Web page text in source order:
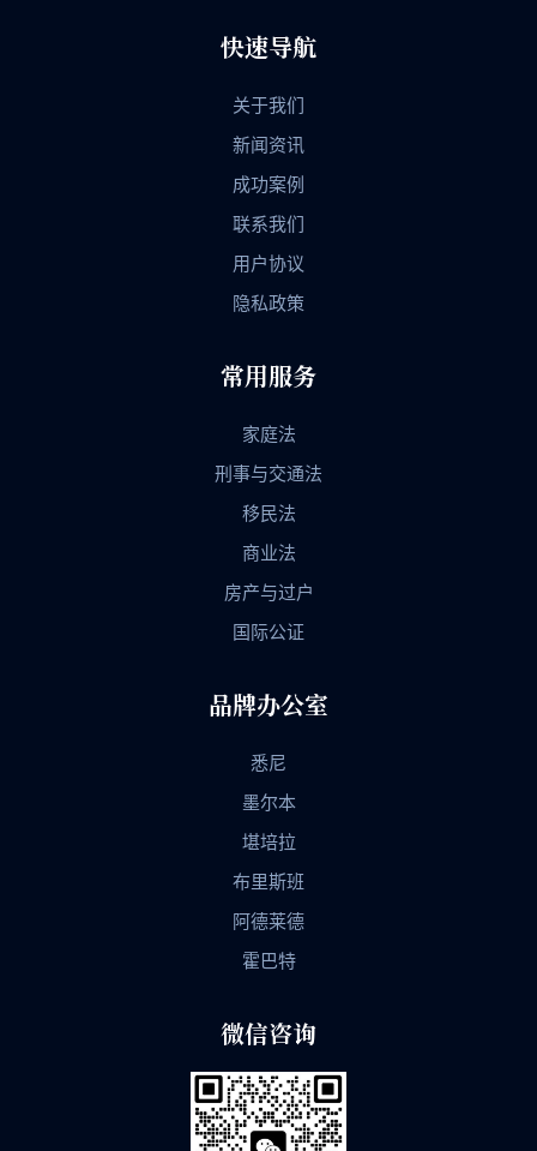
快速导航
关于我们
新闻资讯
成功案例
联系我们
用户协议
隐私政策
常用服务
家庭法
刑事与交通法
移民法
商业法
房产与过户
国际公证
品牌办公室
悉尼
墨尔本
堪培拉
布里斯班
阿德莱德
霍巴特
微信咨询